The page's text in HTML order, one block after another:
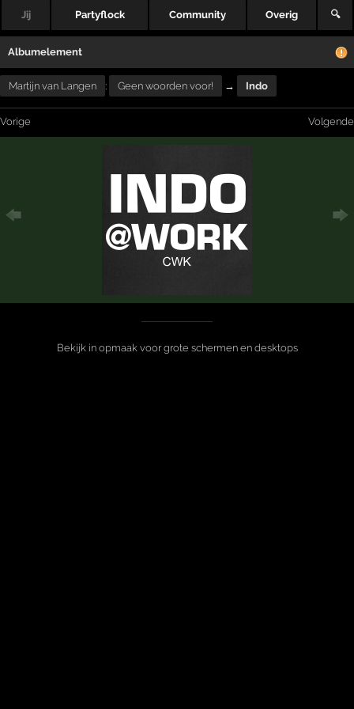
Jij Partyflock Community Overig 🔍
Albumelement
Martijn van Langen : Geen woorden voor! → Indo
Vorige Volgende
Bekijk in opmaak voor grote schermen en desktops